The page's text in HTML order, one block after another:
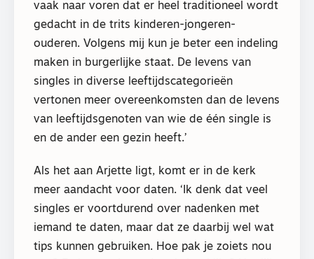
vaak naar voren dat er heel traditioneel wordt
gedacht in de trits kinderen-jongeren-
ouderen. Volgens mij kun je beter een indeling
maken in burgerlijke staat. De levens van
singles in diverse leeftijdscategorieën
vertonen meer overeenkomsten dan de levens
van leeftijdsgenoten van wie de één single is
en de ander een gezin heeft.’
Als het aan Arjette ligt, komt er in de kerk
meer aandacht voor daten. ‘Ik denk dat veel
singles er voortdurend over nadenken met
iemand te daten, maar dat ze daarbij wel wat
tips kunnen gebruiken. Hoe pak je zoiets nou